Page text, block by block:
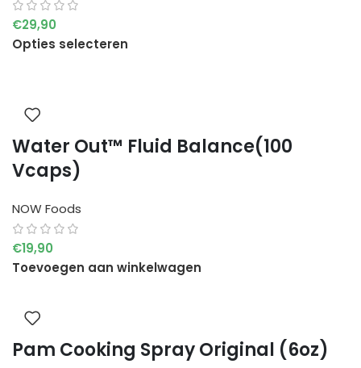
€29,90
Opties selecteren
Water Out™ Fluid Balance(100
Vcaps)
NOW Foods
€19,90
Toevoegen aan winkelwagen
Pam Cooking Spray Original (6oz)